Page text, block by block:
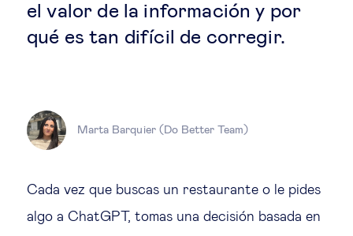
Cambio tecnológico &
el valor de la información y por
qué es tan difícil de corregir.
Marta Barquier (Do Better Team)
Cada vez que buscas un restaurante o le pides
algo a ChatGPT, tomas una decisión basada en